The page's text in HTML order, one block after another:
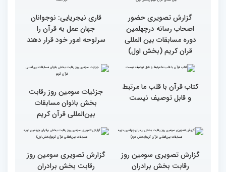
گزارش تصویری حضور
پررنگ کودکان و نوجوانان در
چهلمین دوره مسابقات بین
المللی قرآن کریم(بخش
اول)
گزارش تصویری حضور
اصحاب رسانه درچهلمین
دوره مسابقات بین المللی
دوره مسابقات بین المللی
قاری نیجریایی: نوجوانان
جهان عمل به قرآن را
سرلوحه امور خود قرار دهند